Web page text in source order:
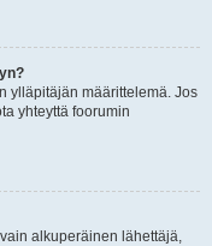
ylläpitäjän määrittelemä. Jos
yhteyttä foorumin
alkuperäinen lähettäjä,